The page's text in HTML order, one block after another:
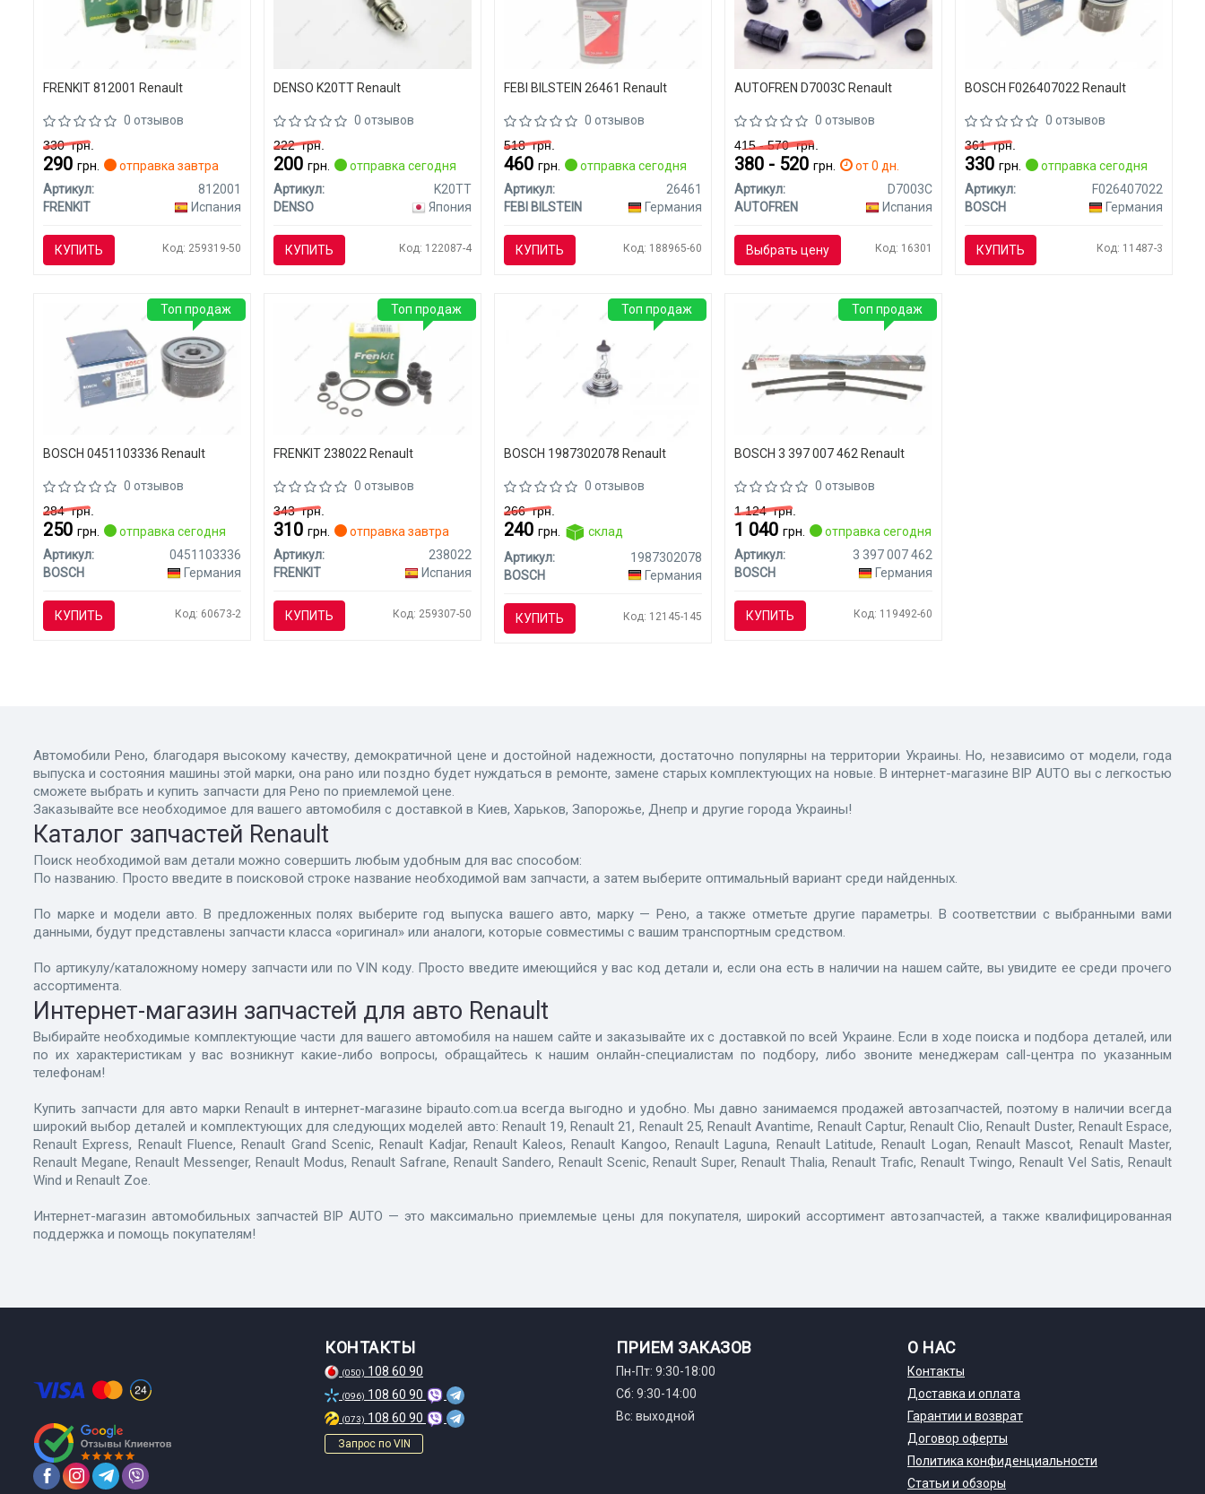
FRENKIT 812001 Renault
0 отзывов
330грн.
290 грн.
отправка завтра
Артикул:
812001
FRENKIT
Испания
КУПИТЬ Код: 259319-50
DENSO K20TT Renault
0 отзывов
222грн.
200 грн.
отправка сегодня
Артикул:
K20TT
DENSO
Япония
КУПИТЬ Код: 122087-4
FEBI BILSTEIN 26461 Renault
0 отзывов
518грн.
460 грн.
отправка сегодня
Артикул:
26461
FEBI BILSTEIN
Германия
КУПИТЬ Код: 188965-60
AUTOFREN D7003C Renault
0 отзывов
415 - 570грн.
380 - 520 грн.
от 0 дн.
Артикул:
D7003C
AUTOFREN
Испания
Выбрать цену Код: 16301
BOSCH F026407022 Renault
0 отзывов
361грн.
330 грн.
отправка сегодня
Артикул:
F026407022
BOSCH
Германия
КУПИТЬ Код: 11487-3
BOSCH 0451103336 Renault
0 отзывов
284грн.
250 грн.
отправка сегодня
Артикул:
0451103336
BOSCH
Германия
КУПИТЬ Код: 60673-2
Топ продаж
FRENKIT 238022 Renault
0 отзывов
343грн.
310 грн.
отправка завтра
Артикул:
238022
FRENKIT
Испания
КУПИТЬ Код: 259307-50
Топ продаж
BOSCH 1987302078 Renault
0 отзывов
266грн.
240 грн.
склад
Артикул:
1987302078
BOSCH
Германия
КУПИТЬ Код: 12145-145
Топ продаж
BOSCH 3 397 007 462 Renault
0 отзывов
1 124грн.
1 040 грн.
отправка сегодня
Артикул:
3 397 007 462
BOSCH
Германия
КУПИТЬ Код: 119492-60
Топ продаж
Автомобили Рено, благодаря высокому качеству, демократичной цене и достойной надежности, достаточно популярны на территории Украины. Но, независимо от модели, года
выпуска и состояния машины этой марки, она рано или поздно будет нуждаться в ремонте, замене старых комплектующих на новые. В интернет-магазине BIP AUTO вы с легкостью
сможете выбрать и купить запчасти для Рено по приемлемой цене.
Заказывайте все необходимое для вашего автомобиля с доставкой в Киев, Харьков, Запорожье, Днепр и другие города Украины!
Каталог запчастей Renault
Поиск необходимой вам детали можно совершить любым удобным для вас способом:
По названию. Просто введите в поисковой строке название необходимой вам запчасти, а затем выберите оптимальный вариант среди найденных.
По марке и модели авто. В предложенных полях выберите год выпуска вашего авто, марку — Рено, а также отметьте другие параметры. В соответствии с выбранными вами
данными, будут представлены запчасти класса «оригинал» или аналоги, которые совместимы с вашим транспортным средством.
По артикулу/каталожному номеру запчасти или по VIN коду. Просто введите имеющийся у вас код детали и, если она есть в наличии на нашем сайте, вы увидите ее среди прочего
ассортимента.
Интернет-магазин запчастей для авто Renault
Выбирайте необходимые комплектующие части для вашего автомобиля на нашем сайте и заказывайте их с доставкой по всей Украине. Если в ходе поиска и подбора деталей, или
по их характеристикам у вас возникнут какие-либо вопросы, обращайтесь к нашим онлайн-специалистам по подбору, либо звоните менеджерам call-центра по указанным
телефонам!
Купить запчасти для авто марки Renault в интернет-магазине bipauto.com.ua всегда выгодно и удобно. Мы давно занимаемся продажей автозапчастей, поэтому в наличии всегда
широкий выбор деталей и комплектующих для следующих моделей авто: Renault 19, Renault 21, Renault 25, Renault Avantime, Renault Captur, Renault Clio, Renault Duster, Renault Espace,
Renault Express, Renault Fluence, Renault Grand Scenic, Renault Kadjar, Renault Kaleos, Renault Kangoo, Renault Laguna, Renault Latitude, Renault Logan, Renault Mascot, Renault Master,
Renault Megane, Renault Messenger, Renault Modus, Renault Safrane, Renault Sandero, Renault Scenic, Renault Super, Renault Thalia, Renault Trafic, Renault Twingo, Renault Vel Satis, Renault
Wind и Renault Zoe.
Интернет-магазин автомобильных запчастей BIP AUTO — это максимально приемлемые цены для покупателя, широкий ассортимент автозапчастей, а также квалифицированная
поддержка и помощь покупателям!
КОНТАКТЫ
(050) 108 60 90
(096) 108 60 90
(073) 108 60 90
Запрос по VIN
ПРИЕМ ЗАКАЗОВ
Пн-Пт: 9:30-18:00
Сб: 9:30-14:00
Вс: выходной
О НАС
Контакты
Доставка и оплата
Гарантии и возврат
Договор оферты
Политика конфиденциальности
Статьи и обзоры